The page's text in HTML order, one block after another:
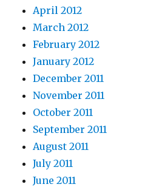
April 2012
March 2012
February 2012
January 2012
December 2011
November 2011
October 2011
September 2011
August 2011
July 2011
June 2011